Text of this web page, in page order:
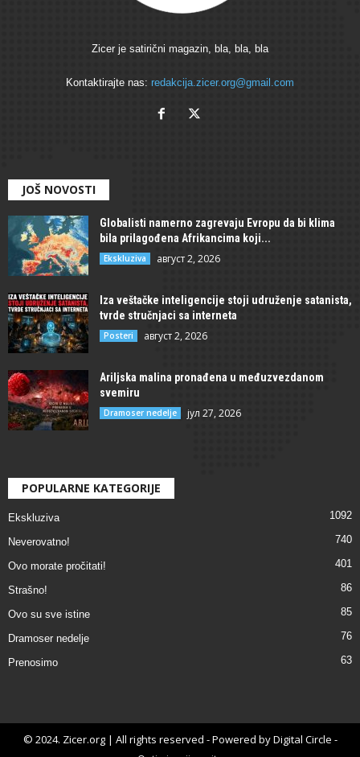
Zicer je satirični magazin, bla, bla, bla
Kontaktirajte nas: redakcija.zicer.org@gmail.com
JOŠ NOVOSTI
Globalisti namerno zagrevaju Evropu da bi klima
bila prilagođena Afrikancima koji...
Ekskluziva август 2, 2026
Iza veštačke inteligencije stoji udruženje satanista,
tvrde stručnjaci sa interneta
Posteri август 2, 2026
Ariljska malina pronađena u međuzvezdanom
svemiru
Dramoser nedelje јул 27, 2026
POPULARNE KATEGORIJE
Ekskluziva 1092
Neverovatno! 740
Ovo morate pročitati! 401
Strašno! 86
Ovo su sve istine 85
Dramoser nedelje 76
Prenosimo 63
© 2024. Zicer.org | All rights reserved - Powered by Digital Circle -